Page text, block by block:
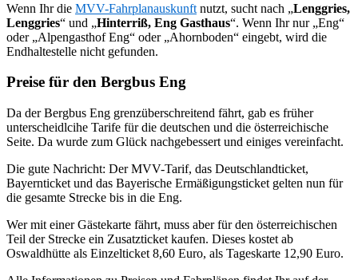
Wenn Ihr die MVV-Fahrplanauskunft nutzt, sucht nach „Lenggries,
Lenggries“ und „Hinterriß, Eng Gasthaus“. Wenn Ihr nur „Eng“
oder „Alpengasthof Eng“ oder „Ahornboden“ eingebt, wird die
Endhaltestelle nicht gefunden.
Preise für den Bergbus Eng
Da der Bergbus Eng grenzüberschreitend fährt, gab es früher
unterscheidlcihe Tarife für die deutschen und die österreichische
Seite. Da wurde zum Glück nachgebessert und einiges vereinfacht.
Die gute Nachricht: Der MVV-Tarif, das Deutschlandticket,
Bayernticket und das Bayerische Ermäßigungsticket gelten nun für
die gesamte Strecke bis in die Eng.
Wer mit einer Gästekarte fährt, muss aber für den österreichischen
Teil der Strecke ein Zusatzticket kaufen. Dieses kostet ab
Oswaldhütte als Einzelticket 8,60 Euro, als Tageskarte 12,90 Euro.